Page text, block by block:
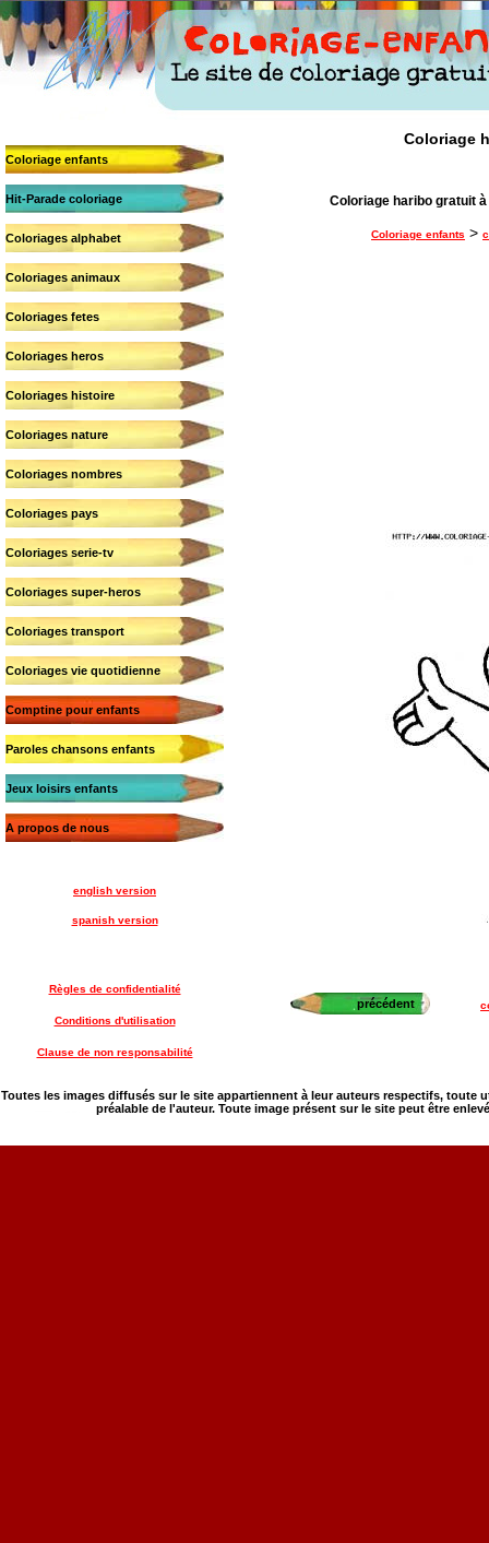
Coloriage enfants
Hit-Parade coloriage
Coloriages alphabet
Coloriages animaux
Coloriages fetes
Coloriages heros
Coloriages histoire
Coloriages nature
Coloriages nombres
Coloriages pays
Coloriages serie-tv
Coloriages super-heros
Coloriages transport
Coloriages vie quotidienne
Comptine pour enfants
Paroles chansons enfants
Jeux loisirs enfants
A propos de nous
english version
spanish version
Règles de confidentialité
Conditions d'utilisation
Clause de non responsabilité
Coloriage
Coloriage haribo gratuit
Coloriage enfants >
précédent
Toutes les images diffusés sur le site appartiennent à leur auteurs respectifs,
préalable de l'auteur. Toute image présent sur le site peut être